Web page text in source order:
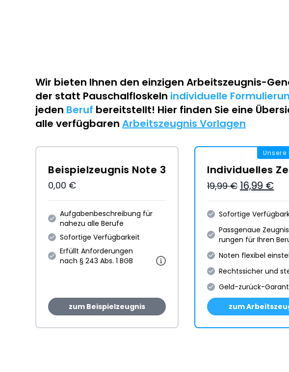
Wir bieten Ihnen den einzigen Arbeitszeugnis-
der statt Pauschalfloskeln individuelle
jeden Beruf bereitstellt! Hier finden Sie eine
alle verfügbaren Arbeitszeugnis Vorlagen
Beispielzeugnis Note 3
0,00 €
Aufgabenbeschreibung für
nahezu alle Berufe
Sofortige Verfügbarkeit
Erfüllt Anforderungen
nach § 243 Abs. 1 BGB
zum Beispielzeugnis
Individuelles
19,99 € 16,99 €
Sofortige
Passgenaue
rungen für Ihren
Noten flexibel
Rechtssicher und
Geld-zurück-
zum